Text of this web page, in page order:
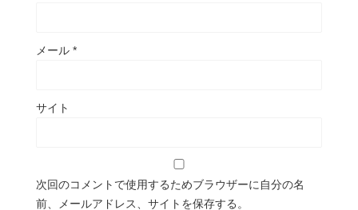
メール *
サイト
次回のコメントで使用するためブラウザーに自分の名
前、メールアドレス、サイトを保存する。